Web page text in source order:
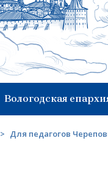
Вологодская
> Для педагогов